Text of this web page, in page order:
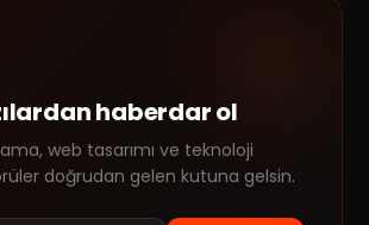
haberdar ol
web tasarımı ve teknoloji
doğrudan gelen kutuna gelsin.